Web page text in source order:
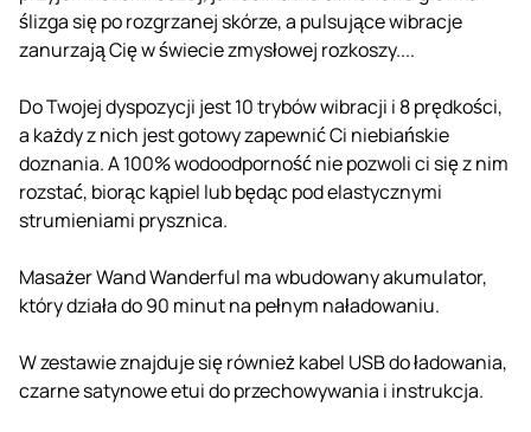
ślizga się po rozgrzanej skórze, a pulsujące wibracje
zanurzają Cię w świecie zmysłowej rozkoszy....
Do Twojej dyspozycji jest 10 trybów wibracji i 8 prędkości,
a każdy z nich jest gotowy zapewnić Ci niebiańskie
doznania. A 100% wodoodporność nie pozwoli ci się z nim
rozstać, biorąc kąpiel lub będąc pod elastycznymi
strumieniami prysznica.
Masażer Wand Wanderful ma wbudowany akumulator,
który działa do 90 minut na pełnym naładowaniu.
W zestawie znajduje się również kabel USB do ładowania,
czarne satynowe etui do przechowywania i instrukcja.